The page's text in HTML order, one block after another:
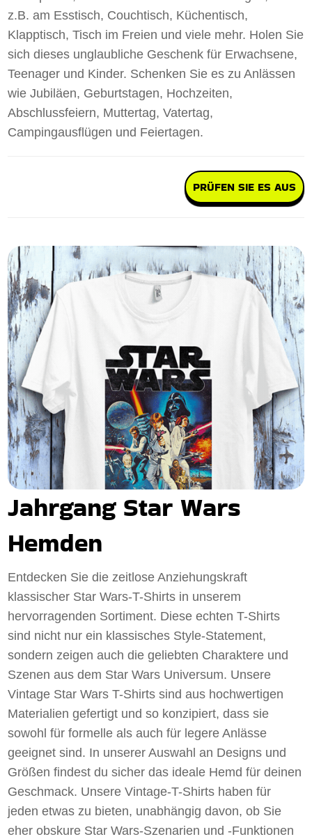
z.B. am Esstisch, Couchtisch, Küchentisch,
Klapptisch, Tisch im Freien und viele mehr. Holen Sie
sich dieses unglaubliche Geschenk für Erwachsene,
Teenager und Kinder. Schenken Sie es zu Anlässen
wie Jubiläen, Geburtstagen, Hochzeiten,
Abschlussfeiern, Muttertag, Vatertag,
Campingausflügen und Feiertagen.
PRÜFEN SIE ES AUS
Jahrgang Star Wars
Hemden
Entdecken Sie die zeitlose Anziehungskraft
klassischer Star Wars-T-Shirts in unserem
hervorragenden Sortiment. Diese echten T-Shirts
sind nicht nur ein klassisches Style-Statement,
sondern zeigen auch die geliebten Charaktere und
Szenen aus dem Star Wars Universum. Unsere
Vintage Star Wars T-Shirts sind aus hochwertigen
Materialien gefertigt und so konzipiert, dass sie
sowohl für formelle als auch für legere Anlässe
geeignet sind. In unserer Auswahl an Designs und
Größen findest du sicher das ideale Hemd für deinen
Geschmack. Unsere Vintage-T-Shirts haben für
jeden etwas zu bieten, unabhängig davon, ob Sie
eher obskure Star Wars-Szenarien und -Funktionen